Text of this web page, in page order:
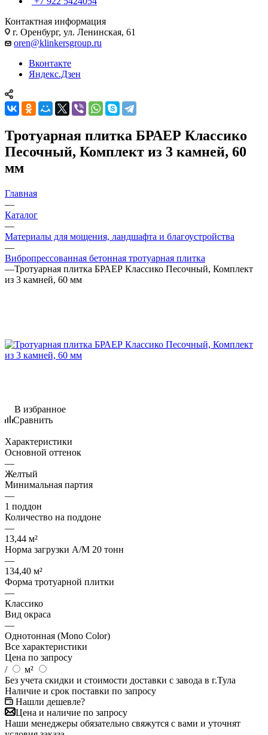
Контактная информация
г. Оренбург, ул. Ленинская, 61
oren@klinkersgroup.ru
Вконтакте
Яндекс.Дзен
Тротуарная плитка БРАЕР Классико
Песочный, Комплект из 3 камней, 60
мм
Главная
—
Каталог
—
Материалы для мощения, ландшафта и благоустройства
—
Вибропрессованная бетонная тротуарная плитка
—Тротуарная плитка БРАЕР Классико Песочный, Комплект
из 3 камней, 60 мм
В избранное
Сравнить
Характеристики
Основной оттенок
—
Желтый
Минимальная партия
—
1 поддон
Количество на поддоне
—
13,44 м²
Норма загрузки А/М 20 тонн
—
134,40 м²
Форма тротуарной плитки
—
Классико
Вид окраса
—
Однотонная (Mono Color)
Все характеристики
Цена по запросу
/
м²
Без учета скидки и стоимости доставки с завода в г.Тула
Наличие и срок поставки по запросу
Нашли дешевле?
Цена и наличие по запросу
Наши менеджеры обязательно свяжутся с вами и уточнят